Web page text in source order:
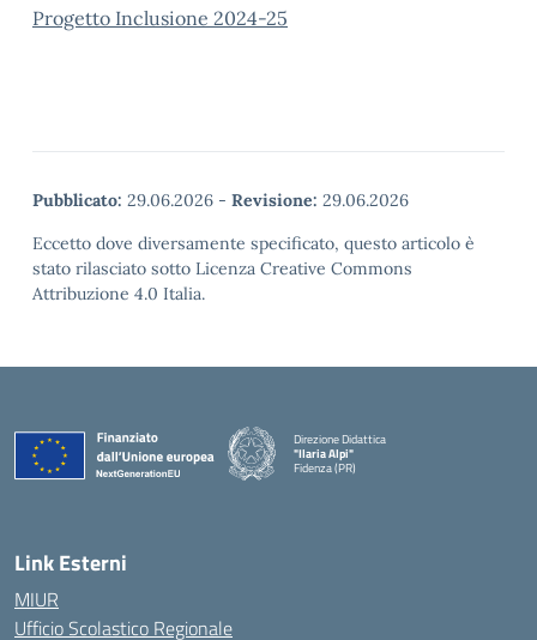
Progetto Inclusione 2024-25
Pubblicato: 29.06.2026 - Revisione: 29.06.2026
Eccetto dove diversamente specificato, questo articolo è
stato rilasciato sotto Licenza Creative Commons
Attribuzione 4.0 Italia.
Direzione Didattica
"Ilaria Alpi"
Fidenza (PR)
Link Esterni
MIUR
Ufficio Scolastico Regionale